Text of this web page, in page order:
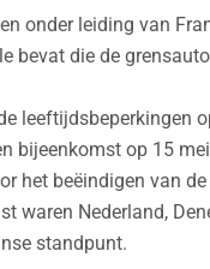
onder leiding van
bevat die de
leeftijdsbeperkingen
bijeenkomst op 15
het beëindigen van
waren Nederland,
standpunt.